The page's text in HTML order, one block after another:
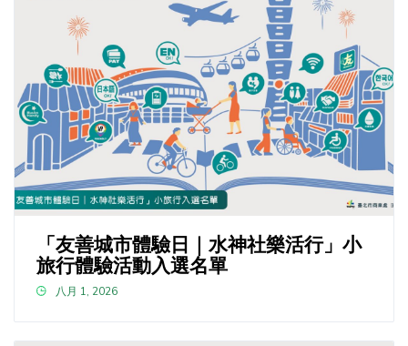
「友善城市體驗日｜水神社樂活行」小
旅行體驗活動入選名單
八月 1, 2026